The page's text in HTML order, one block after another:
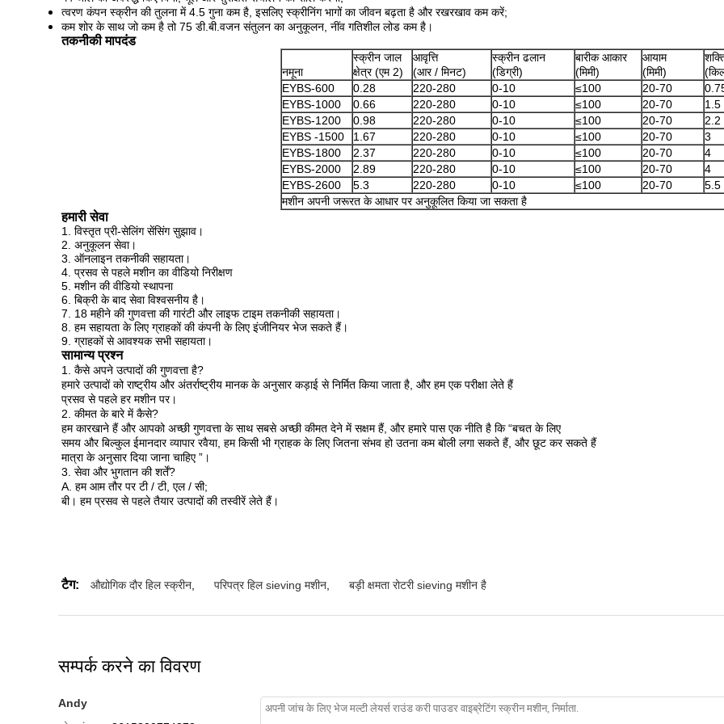
त्वरण कंपन स्क्रीन की तुलना में 4.5 गुना कम है, इसलिए स्क्रीनिंग भागों का जीवन बढ़ता है औररखरखाव कम करें;
कम शोर के साथ जो कम है तो 75 डी.बी.वजन संतुलन का अनुकूलन, नींव गतिशील लोड कम है।
तकनीकी मापदंड
नमूना
स्क्रीन जाल
क्षेत्र (एम 2)
आवृत्ति
(आर / मिनट)
स्क्रीन ढलान
(डिग्री)
बारीक आकार
(मिमी)
आयाम
(मिमी)
EYBS-600
0.28 220-280 0-10 ≤100 20-70
EYBS-1000
0.66 220-280 0-10 ≤100 20-70
1.5
EYBS-1200
0.98 220-280 0-10 ≤100 20-70
2.2
EYBS -1500
1.67 220-280 0-10 ≤100 20-70
3
EYBS-1800
2.37 220-280 0-10 ≤100 20-70
4
EYBS-2000
2.89 220-280 0-10 ≤100 20-70
4
EYBS-2600
5.3 220-280 0-10 ≤100 20-70
5.5
मशीन अपनी जरूरत के आधार पर अनुकूलित किया जा सकता है
हमारी सेवा
1. विस्तृत प्री-सेलिंग सेंसिंग सुझाव।
2. अनुकूलन सेवा।
3. ऑनलाइन तकनीकी सहायता।
4. प्रसव से पहले मशीन का वीडियो निरीक्षण
5. मशीन की वीडियो स्थापना
6. बिक्री के बाद सेवा विश्वसनीय है।
7. 18 महीने की गुणवत्ता की गारंटी और लाइफ टाइम तकनीकी सहायता।
8. हम सहायता के लिए ग्राहकों की कंपनी के लिए इंजीनियर भेज सकते हैं।
9. ग्राहकों से आवश्यक सभी सहायता।
सामान्य प्रश्न
1. कैसे अपने उत्पादों की गुणवत्ता है?
हमारे उत्पादों को राष्ट्रीय और अंतर्राष्ट्रीय मानक के अनुसार कड़ाई से निर्मित किया जाता है, और हम एक परीक्षा लेते हैं
प्रसव से पहले हर मशीन पर।
2. कीमत के बारे में कैसे?
हम कारखाने हैं और आपको अच्छी गुणवत्ता के साथ सबसे अच्छी कीमत देने में सक्षम हैं, और हमारे पास एक नीति है कि “बचत के लिए
समय और बिल्कुल ईमानदार व्यापार रवैया, हम किसी भी ग्राहक के लिए जितना संभव हो उतना कम बोली लगा सकते हैं, और छूट कर सकते हैं
मात्रा के अनुसार दिया जाना चाहिए ”।
3. सेवा और भुगतान की शर्तें?
A. हम आम तौर पर टी / टी, एल / सी;
बी। हम प्रसव से पहले तैयार उत्पादों की तस्वीरें लेते हैं।
टैग: औद्योगिक दौर हिल स्क्रीन परिपत्र हिल sieving मशीन बड़ी क्षमता रोटरी sieving मशीन है
सम्पर्क करने का विवरण
Andy